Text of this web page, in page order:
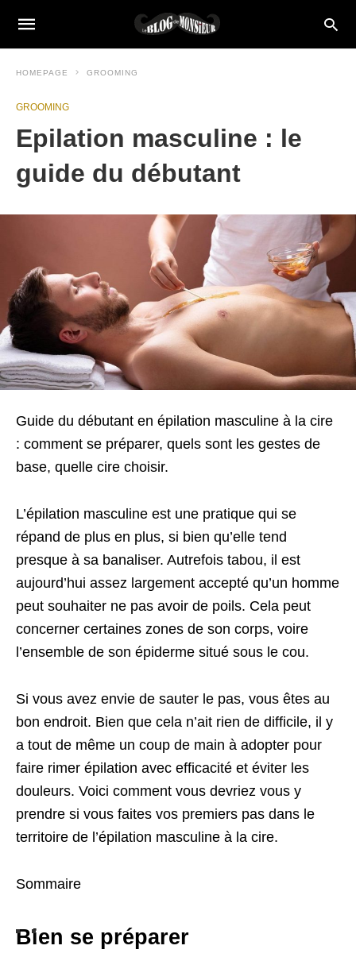
HOMEPAGE GROOMING
GROOMING
Epilation masculine : le
guide du débutant
Guide du débutant en épilation masculine à la cire
: comment se préparer, quels sont les gestes de
base, quelle cire choisir.
L’épilation masculine est une pratique qui se
répand de plus en plus, si bien qu’elle tend
presque à sa banaliser. Autrefois tabou, il est
aujourd’hui assez largement accepté qu’un homme
peut souhaiter ne pas avoir de poils. Cela peut
concerner certaines zones de son corps, voire
l’ensemble de son épiderme situé sous le cou.
Si vous avez envie de sauter le pas, vous êtes au
bon endroit. Bien que cela n’ait rien de difficile, il y
a tout de même un coup de main à adopter pour
faire rimer épilation avec efficacité et éviter les
douleurs. Voici comment vous devriez vous y
prendre si vous faites vos premiers pas dans le
territoire de l’épilation masculine à la cire.
Sommaire
Bien se préparer